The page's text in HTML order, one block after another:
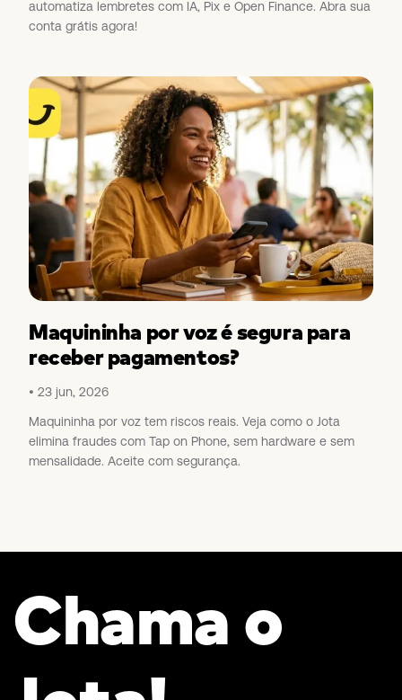
automatiza lembretes com IA, Pix e Open Finance. Abra sua
conta grátis agora!
Maquininha por voz é segura para
receber pagamentos?
23 jun, 2026
Maquininha por voz tem riscos reais. Veja como o Jota
elimina fraudes com Tap on Phone, sem hardware e sem
mensalidade. Aceite com segurança.
Chama o